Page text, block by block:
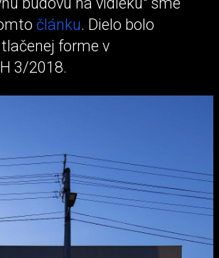
článku. Dielo bolo
forme v
3/2018.